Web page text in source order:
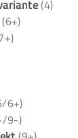
(4)
(6+)
6+)
9-)